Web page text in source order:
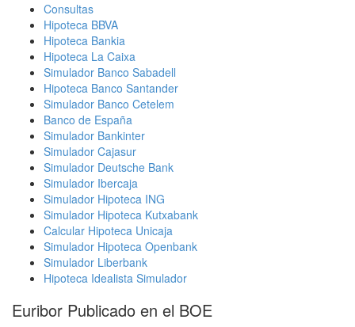
Consultas
Hipoteca BBVA
Hipoteca Bankia
Hipoteca La Caixa
Simulador Banco Sabadell
Hipoteca Banco Santander
Simulador Banco Cetelem
Banco de España
Simulador Bankinter
Simulador Cajasur
Simulador Deutsche Bank
Simulador Ibercaja
Simulador Hipoteca ING
Simulador Hipoteca Kutxabank
Calcular Hipoteca Unicaja
Simulador Hipoteca Openbank
Simulador Liberbank
Hipoteca Idealista Simulador
Euribor Publicado en el BOE